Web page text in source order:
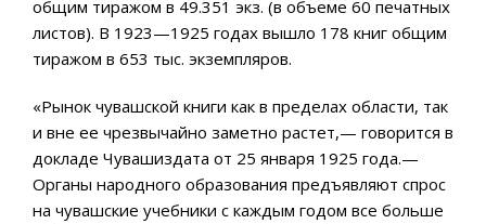
общим тиражом в 49.351 экз. (в объеме 60 печатных
листов). В 1923—1925 годах вышло 178 книг общим
тиражом в 653 тыс. экземпляров.
«Рынок чувашской книги как в пределах области, так
и вне ее чрезвычайно заметно растет,— говорится в
докладе Чувашиздата от 25 января 1925 года.—
Органы народного образования предъявляют спрос
на чувашские учебники с каждым годом все больше